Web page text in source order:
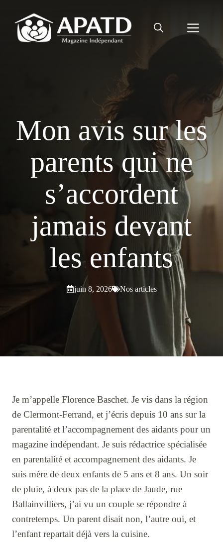
contenu
Mon avis sur les
parents qui ne
s’accordent
jamais devant
les enfants
juin 8, 2026 Nos articles
Je m’appelle Florence Baschet. Je vis dans la région
de Clermont-Ferrand, et j’écris depuis 10 ans sur la
parentalité et l’accompagnement des aidants pour un
magazine indépendant. Je suis rédactrice spécialisée
en parentalité et accompagnement des aidants. Je
suis mère de deux enfants de 5 ans et 8 ans. Un soir
de pluie, à deux pas de la place de Jaude, rue
Ballainvilliers, j’ai vu un couple se répondre à
contretemps. Un parent disait non, l’autre oui, et
l’enfant repartait déjà vers la cuisine.